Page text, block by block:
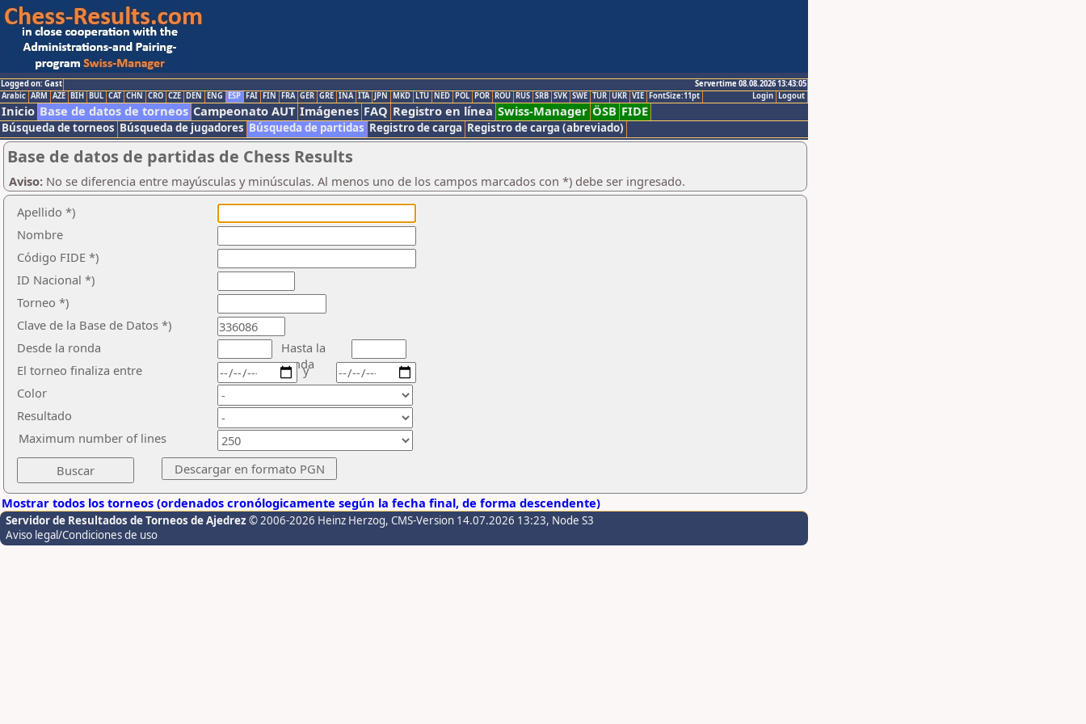
Logged on: Gast
Servertime 08.08.2026 13:43:05
Logout
Login
Arabic ARM AZE BIH BUL CAT CHN CRO CZE DEN ENG ESP FAI FIN FRA GER GRE INA ITA JPN MKD LTU NED POL POR ROU RUS SRB SVK SWE TUR UKR VIE FontSize:11pt
Inicio Base de datos de torneos Campeonato AUT Imágenes FAQ Registro en línea Swiss-Manager ÖSB FIDE
Búsqueda de torneos Búsqueda de jugadores Búsqueda de partidas Registro de carga Registro de carga (abreviado)
Base de datos de partidas de Chess Results
Aviso: No se diferencia entre mayúsculas y minúsculas. Al menos uno de los campos marcados con *) debe ser ingresado.
Apellido *)
Nombre
Código FIDE *)
ID Nacional *)
Torneo *)
Clave de la Base de Datos *)
Desde la ronda
Hasta la
ronda
El torneo finaliza entre
Color
Resultado
y
Maximum number of lines
Mostrar todos los torneos (ordenados cronólogicamente según la fecha final, de forma descendente)
Servidor de Resultados de Torneos de Ajedrez © 2006-2026 Heinz Herzog, CMS-Version 14.07.2026 13:23, Node S3
Aviso legal/Condiciones de uso